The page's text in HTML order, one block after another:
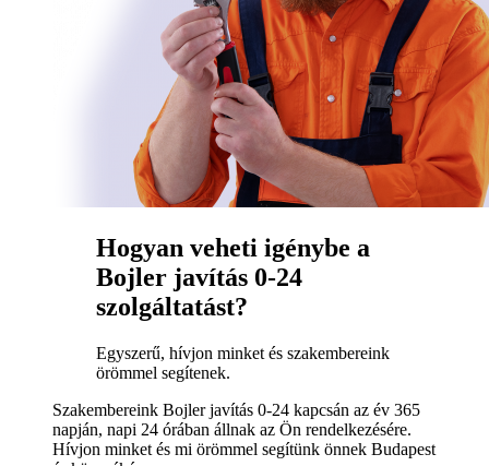
Hogyan veheti igénybe a
Bojler javítás 0-24
szolgáltatást?
Egyszerű, hívjon minket és szakembereink
örömmel segítenek.
Szakembereink Bojler javítás 0-24 kapcsán az év 365
napján, napi 24 órában állnak az Ön rendelkezésére.
Hívjon minket és mi örömmel segítünk önnek Budapest